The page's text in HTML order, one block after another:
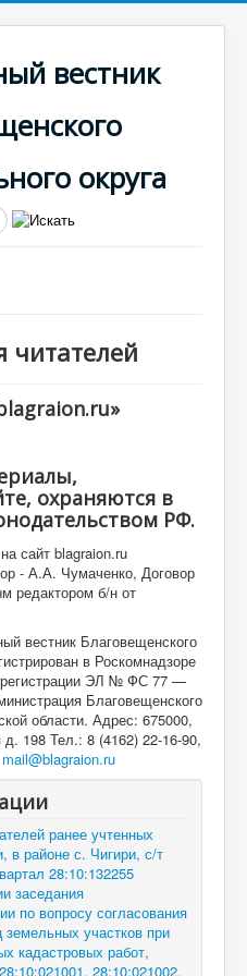
вестник
округа
охраняются в
РФ.
сайт blagraion.ru
- А.А. Чумаченко, Договор
редактором б/н от
вестник Благовещенского
в Роскомнадзоре
регистрации ЭЛ № ФС 77 —
Благовещенского
области. Адрес: 675000,
198 Тел.: 8 (4162) 22-16-90,
mail@blagraion.ru
ранее учтенных
в районе с. Чигири, с/т
28:10:132255
заседания
по вопросу согласования
участков при
кадастровых работ,
28:10:021002,